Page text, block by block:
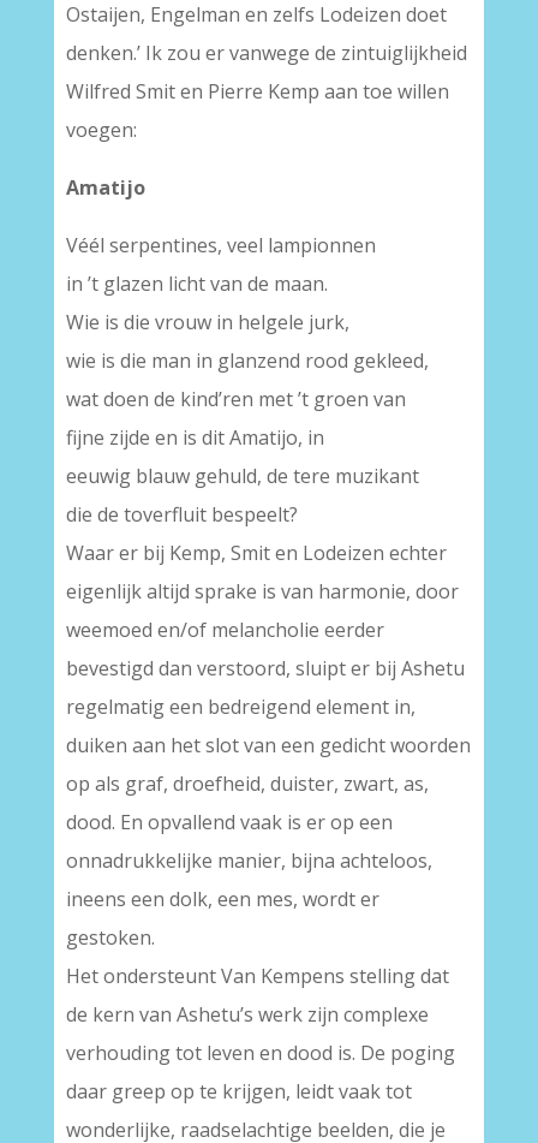
Ostaijen, Engelman en zelfs Lodeizen doet
denken.’ Ik zou er vanwege de zintuiglijkheid
Wilfred Smit en Pierre Kemp aan toe willen
voegen:
Amatijo
Véél serpentines, veel lampionnen
in ’t glazen licht van de maan.
Wie is die vrouw in helgele jurk,
wie is die man in glanzend rood gekleed,
wat doen de kind’ren met ’t groen van
fijne zijde en is dit Amatijo, in
eeuwig blauw gehuld, de tere muzikant
die de toverfluit bespeelt?
Waar er bij Kemp, Smit en Lodeizen echter
eigenlijk altijd sprake is van harmonie, door
weemoed en/of melancholie eerder
bevestigd dan verstoord, sluipt er bij Ashetu
regelmatig een bedreigend element in,
duiken aan het slot van een gedicht woorden
op als graf, droefheid, duister, zwart, as,
dood. En opvallend vaak is er op een
onnadrukkelijke manier, bijna achteloos,
ineens een dolk, een mes, wordt er
gestoken.
Het ondersteunt Van Kempens stelling dat
de kern van Ashetu’s werk zijn complexe
verhouding tot leven en dood is. De poging
daar greep op te krijgen, leidt vaak tot
wonderlijke, raadselachtige beelden, die je